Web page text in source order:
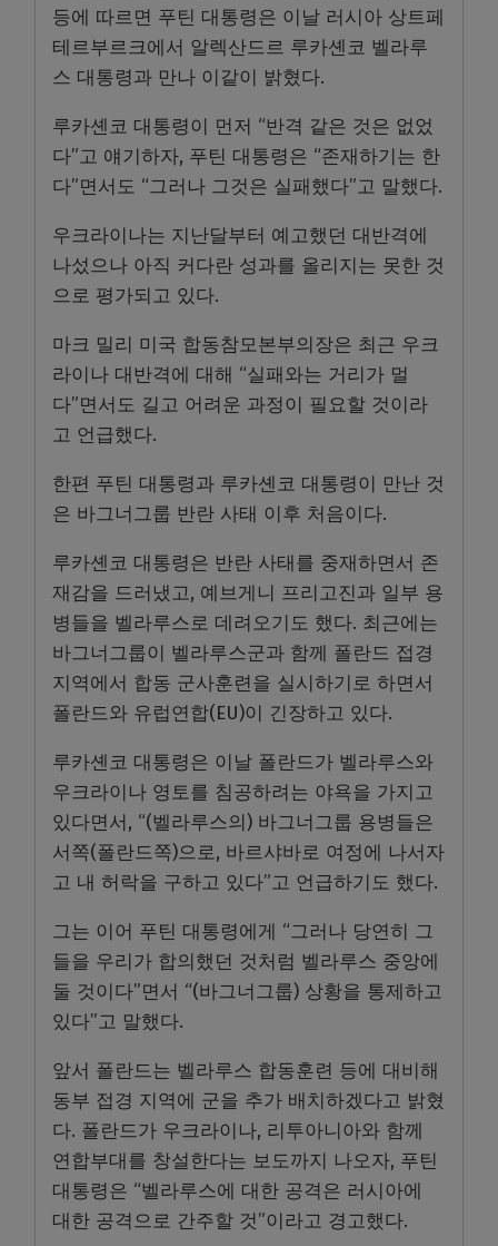
등에 따르면 푸틴 대통령은 이날 러시아 상트페
테르부르크에서 알렉산드르 루카셴코 벨라루
스 대통령과 만나 이같이 밝혔다.
루카셴코 대통령이 먼저 “반격 같은 것은 없었
다”고 얘기하자, 푸틴 대통령은 “존재하기는 한
다”면서도 “그러나 그것은 실패했다”고 말했다.
우크라이나는 지난달부터 예고했던 대반격에
나섰으나 아직 커다란 성과를 올리지는 못한 것
으로 평가되고 있다.
마크 밀리 미국 합동참모본부의장은 최근 우크
라이나 대반격에 대해 “실패와는 거리가 멀
다”면서도 길고 어려운 과정이 필요할 것이라
고 언급했다.
한편 푸틴 대통령과 루카셴코 대통령이 만난 것
은 바그너그룹 반란 사태 이후 처음이다.
루카셴코 대통령은 반란 사태를 중재하면서 존
재감을 드러냈고, 예브게니 프리고진과 일부 용
병들을 벨라루스로 데려오기도 했다. 최근에는
바그너그룹이 벨라루스군과 함께 폴란드 접경
지역에서 합동 군사훈련을 실시하기로 하면서
폴란드와 유럽연합(EU)이 긴장하고 있다.
루카셴코 대통령은 이날 폴란드가 벨라루스와
우크라이나 영토를 침공하려는 야욕을 가지고
있다면서, “(벨라루스의) 바그너그룹 용병들은
서쪽(폴란드쪽)으로, 바르샤바로 여정에 나서자
고 내 허락을 구하고 있다”고 언급하기도 했다.
그는 이어 푸틴 대통령에게 “그러나 당연히 그
들을 우리가 합의했던 것처럼 벨라루스 중앙에
둘 것이다”면서 “(바그너그룹) 상황을 통제하고
있다”고 말했다.
앞서 폴란드는 벨라루스 합동훈련 등에 대비해
동부 접경 지역에 군을 추가 배치하겠다고 밝혔
다. 폴란드가 우크라이나, 리투아니아와 함께
연합부대를 창설한다는 보도까지 나오자, 푸틴
대통령은 “벨라루스에 대한 공격은 러시아에
대한 공격으로 간주할 것”이라고 경고했다.